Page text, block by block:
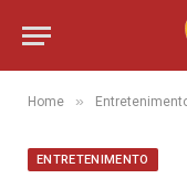
Home »
ENTRETENIMENTO